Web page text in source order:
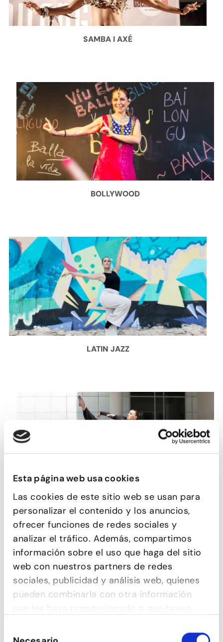
Esta página web usa cookies
Las cookies de este sitio web se usan para
personalizar el contenido y los anuncios,
ofrecer funciones de redes sociales y
analizar el tráfico. Además, compartimos
información sobre el uso que haga del sitio
web con nuestros partners de redes
sociales, publicidad y análisis web, quienes
pueden combinarla con otra información
de sus servicios.
SAMBA I AXÉ
BOLLYWOOD
LATIN JAZZ